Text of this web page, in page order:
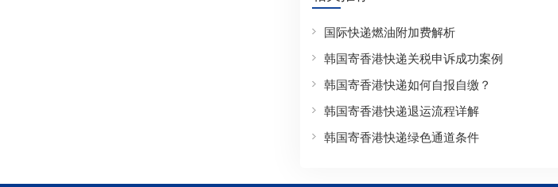
国际快递燃油附加费解析
韩国寄香港快递关税申诉成功案例
韩国寄香港快递如何自报自缴？
韩国寄香港快递退运流程详解
韩国寄香港快递绿色通道条件